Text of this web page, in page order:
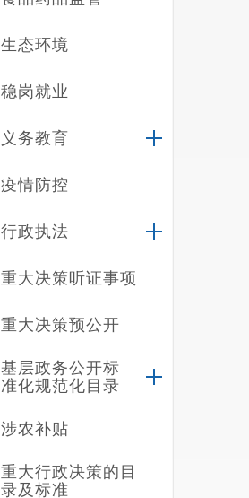
生态环境
稳岗就业
义务教育
疫情防控
行政执法
重大决策听证事项
重大决策预公开
基层政务公开标
准化规范化目录
涉农补贴
重大行政决策的目
录及标准